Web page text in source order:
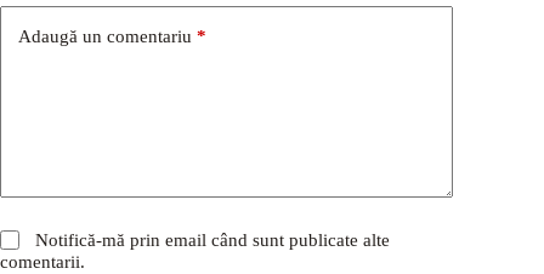
Adaugă un comentariu *
Notifică-mă prin email când sunt publicate alte
comentarii.